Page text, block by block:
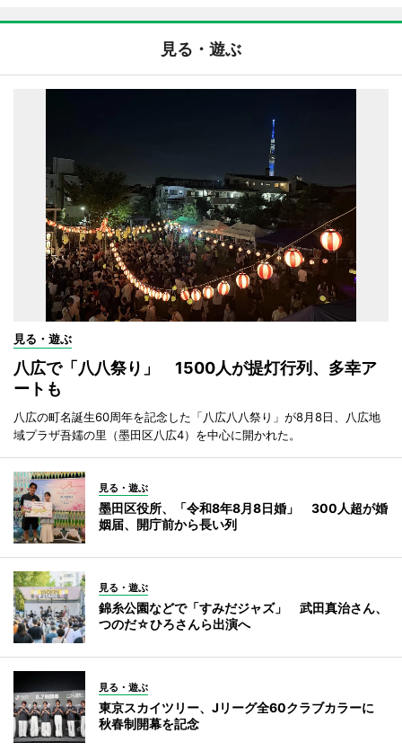
見る・遊ぶ
見る・遊ぶ
八広で「八八祭り」 1500人が提灯行列、多幸ア
ートも
八広の町名誕生60周年を記念した「八広八八祭り」が8月8日、八広地
域プラザ吾嬬の里（墨田区八広4）を中心に開かれた。
見る・遊ぶ
墨田区役所、「令和8年8月8日婚」 300人超が婚
姻届、開庁前から長い列
見る・遊ぶ
錦糸公園などで「すみだジャズ」 武田真治さん、
つのだ☆ひろさんら出演へ
見る・遊ぶ
東京スカイツリー、Jリーグ全60クラブカラーに
秋春制開幕を記念